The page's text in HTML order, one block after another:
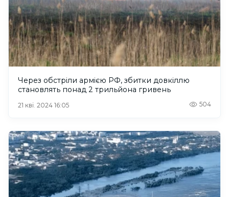
Через обстріли армією РФ, збитки довкіллю
становлять понад 2 трильйона гривень
21 кві. 2024 16:05 504